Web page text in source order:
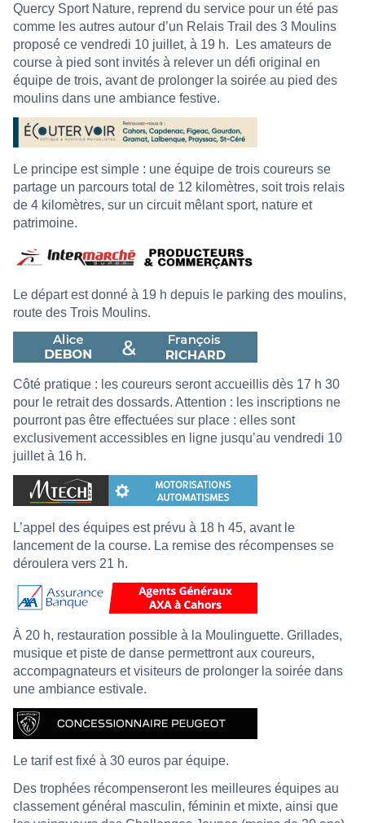
Quercy Sport Nature, reprend du service pour un été pas
comme les autres autour d’un Relais Trail des 3 Moulins
proposé ce vendredi 10 juillet, à 19 h.
Les amateurs de
course à pied sont invités à relever un défi original en
équipe de trois, avant de prolonger la soirée au pied des
moulins dans une ambiance festive.
Le principe est simple : une équipe de trois coureurs se
partage un parcours total de 12 kilomètres, soit trois relais
de 4 kilomètres, sur un circuit mêlant sport, nature et
patrimoine.
Le départ est donné à 19 h depuis le parking des moulins,
route des Trois Moulins.
Côté pratique : les coureurs seront accueillis dès 17 h 30
pour le retrait des dossards. Attention : les inscriptions ne
pourront pas être effectuées sur place : elles sont
exclusivement accessibles en ligne jusqu’au vendredi 10
juillet à 16 h.
L’appel des équipes est prévu à 18 h 45, avant le
lancement de la course. La remise des récompenses se
déroulera vers 21 h.
À 20 h, restauration possible à la Moulinguette. Grillades,
musique et piste de danse permettront aux coureurs,
accompagnateurs et visiteurs de prolonger la soirée dans
une ambiance estivale.
Le tarif est fixé à 30 euros par équipe.
Des trophées récompenseront les meilleures équipes au
classement général masculin, féminin et mixte, ainsi que